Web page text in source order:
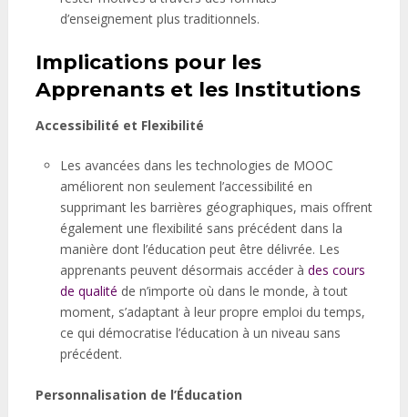
d’enseignement plus traditionnels.
Implications pour les
Apprenants et les Institutions
Accessibilité et Flexibilité
Les avancées dans les technologies de MOOC
améliorent non seulement l’accessibilité en
supprimant les barrières géographiques, mais offrent
également une flexibilité sans précédent dans la
manière dont l’éducation peut être délivrée. Les
apprenants peuvent désormais accéder à des cours
de qualité de n’importe où dans le monde, à tout
moment, s’adaptant à leur propre emploi du temps,
ce qui démocratise l’éducation à un niveau sans
précédent.
Personnalisation de l’Éducation